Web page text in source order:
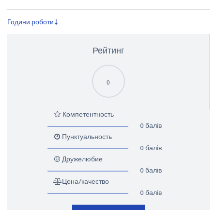
Години роботи
Рейтинг
0
Компетентность
0 балів
Пунктуальность
0 балів
Дружелюбие
0 балів
Цена/качество
0 балів